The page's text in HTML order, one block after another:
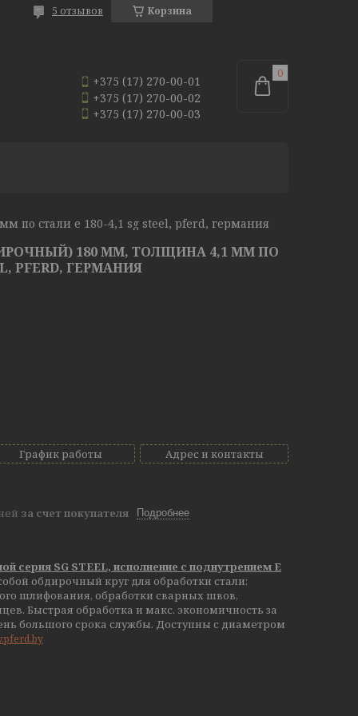
Корзина
5 отзывов
+375 (17) 270-00-01
+375 (17) 270-00-02
+375 (17) 270-00-03
по стали e 180-4,1 sg steel, pferd, германия
180 ММ, ТОЛЩИНА 4,1 ММ ПО
PFERD, ГЕРМАНИЯ
График работы Адрес и контакты
за счет покупателя Подробнее
серия SG STEEL, исполнение с поднутрением E
обдирочный круг для обработки стали:
шлифования, обработки сварных швов,
Быстрая обработка и макс. экономичность за
большого срока службы. Доступны с диаметром